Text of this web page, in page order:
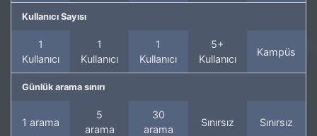
Kullanıcı Sayısı
1
Kullanıcı
1
Kullanıcı
1
Kullanıcı
5+
Kullanıcı
Kampüs
Günlük arama sınırı
1 arama
5
arama
30
arama
Sınırsız Sınırsız